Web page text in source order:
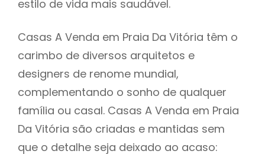
estilo de vida mais saudável.
Casas A Venda em Praia Da Vitória têm o
carimbo de diversos arquitetos e
designers de renome mundial,
complementando o sonho de qualquer
família ou casal. Casas A Venda em Praia
Da Vitória são criadas e mantidas sem
que o detalhe seja deixado ao acaso: